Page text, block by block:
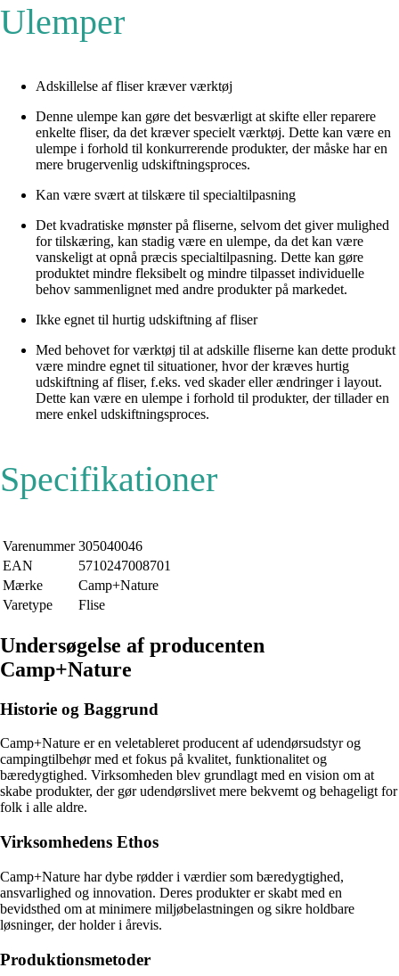
Ulemper
Adskillelse af fliser kræver værktøj
Denne ulempe kan gøre det besværligt at skifte eller reparere
enkelte fliser, da det kræver specielt værktøj. Dette kan være en
ulempe i forhold til konkurrerende produkter, der måske har en
mere brugervenlig udskiftningsproces.
Kan være svært at tilskære til specialtilpasning
Det kvadratiske mønster på fliserne, selvom det giver mulighed
for tilskæring, kan stadig være en ulempe, da det kan være
vanskeligt at opnå præcis specialtilpasning. Dette kan gøre
produktet mindre fleksibelt og mindre tilpasset individuelle
behov sammenlignet med andre produkter på markedet.
Ikke egnet til hurtig udskiftning af fliser
Med behovet for værktøj til at adskille fliserne kan dette produkt
være mindre egnet til situationer, hvor der kræves hurtig
udskiftning af fliser, f.eks. ved skader eller ændringer i layout.
Dette kan være en ulempe i forhold til produkter, der tillader en
mere enkel udskiftningsproces.
Specifikationer
Varenummer 305040046
EAN
5710247008701
Mærke
Camp+Nature
Varetype
Flise
Undersøgelse af producenten
Camp+Nature
Historie og Baggrund
Camp+Nature er en veletableret producent af udendørsudstyr og
campingtilbehør med et fokus på kvalitet, funktionalitet og
bæredygtighed. Virksomheden blev grundlagt med en vision om at
skabe produkter, der gør udendørslivet mere bekvemt og behageligt for
folk i alle aldre.
Virksomhedens Ethos
Camp+Nature har dybe rødder i værdier som bæredygtighed,
ansvarlighed og innovation. Deres produkter er skabt med en
bevidsthed om at minimere miljøbelastningen og sikre holdbare
løsninger, der holder i årevis.
Produktionsmetoder